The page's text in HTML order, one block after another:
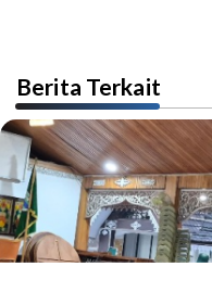
Berita Terkait